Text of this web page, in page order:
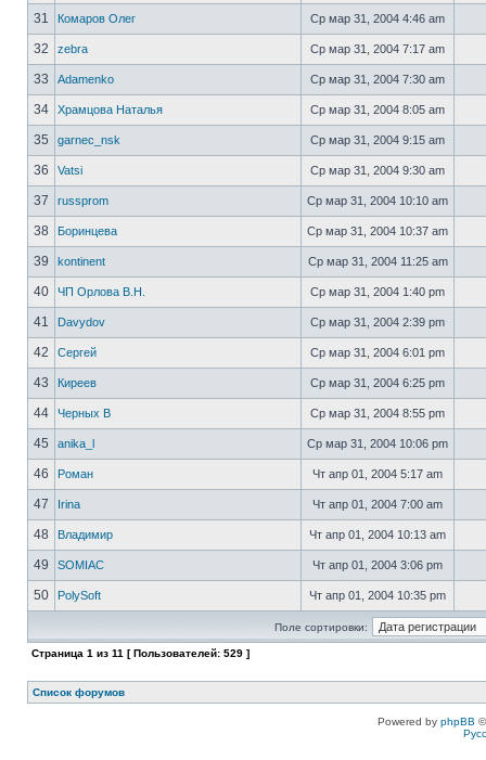
31 Комаров Олег Ср мар 31, 2004 4:46 am
32 zebra Ср мар 31, 2004 7:17 am
33 Adamenko Ср мар 31, 2004 7:30 am
34 Храмцова Наталья Ср мар 31, 2004 8:05 am
35 garnec_nsk Ср мар 31, 2004 9:15 am
36 Vatsi Ср мар 31, 2004 9:30 am
37 russprom Ср мар 31, 2004 10:10 am
38 Боринцева Ср мар 31, 2004 10:37 am
39 kontinent Ср мар 31, 2004 11:25 am
40 ЧП Орлова В.Н. Ср мар 31, 2004 1:40 pm
41 Davydov Ср мар 31, 2004 2:39 pm
42 Сергей Ср мар 31, 2004 6:01 pm
43 Киреев Ср мар 31, 2004 6:25 pm
44 Черных В Ср мар 31, 2004 8:55 pm
45 anika_l Ср мар 31, 2004 10:06 pm
46 Роман Чт апр 01, 2004 5:17 am
47 Irina Чт апр 01, 2004 7:00 am
48 Владимир Чт апр 01, 2004 10:13 am
49 SOMIAC Чт апр 01, 2004 3:06 pm
50 PolySoft Чт апр 01, 2004 10:35 pm
Поле сортировки:
Страница 1 из 11 [ Пользователей: 529 ]
Список форумов
Powered by phpBB